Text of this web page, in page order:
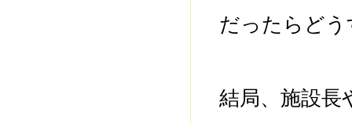
だったらど
結局、施設長